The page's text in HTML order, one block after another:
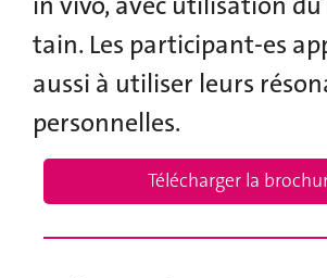
tain. Les participant-es
aussi à utiliser leurs
personnelles.
Télécharger la